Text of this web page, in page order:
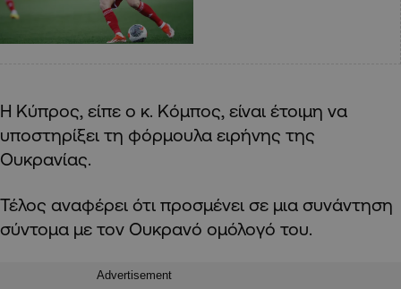
Η Κύπρος, είπε ο κ. Κόμπος, είναι έτοιμη να
υποστηρίξει τη φόρμουλα ειρήνης της
Ουκρανίας.
Τέλος αναφέρει ότι προσμένει σε μια συνάντηση
σύντομα με τον Ουκρανό ομόλογό του.
Advertisement